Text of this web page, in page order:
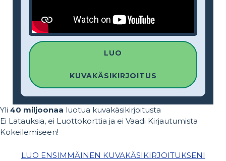
LUO
KUVAKÄSIKIRJOITUS
Yli 40 miljoonaa luotua kuvakäsikirjoitusta
Ei Latauksia, ei Luottokorttia ja ei Vaadi Kirjautumista
Kokeilemiseen!
LUO ENSIMMÄINEN KUVAKÄSIKIRJOITUKSENI